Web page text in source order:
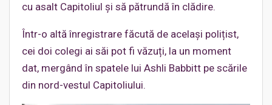
cu asalt Capitoliul și să pătrundă în clădire.
Într-o altă înregistrare făcută de același polițist,
cei doi colegi ai săi pot fi văzuți, la un moment
dat, mergând în spatele lui Ashli Babbitt pe scările
din nord-vestul Capitoliului.